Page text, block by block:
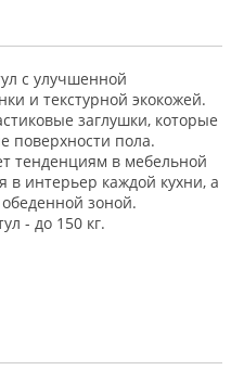
с улучшенной
и текстурной экокожей.
заглушки, которые
поверхности пола.
тенденциям в мебельной
в интерьер каждой кухни, а
зоной.
- до 150 кг.